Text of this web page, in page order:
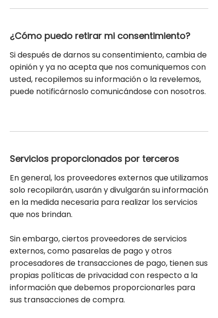
¿Cómo puedo retirar mi consentimiento?
Si después de darnos su consentimiento, cambia de
opinión y ya no acepta que nos comuniquemos con
usted, recopilemos su información o la revelemos,
puede notificárnoslo comunicándose con nosotros.
Servicios proporcionados por terceros
En general, los proveedores externos que utilizamos
solo recopilarán, usarán y divulgarán su información
en la medida necesaria para realizar los servicios
que nos brindan.
Sin embargo, ciertos proveedores de servicios
externos, como pasarelas de pago y otros
procesadores de transacciones de pago, tienen sus
propias políticas de privacidad con respecto a la
información que debemos proporcionarles para
sus transacciones de compra.